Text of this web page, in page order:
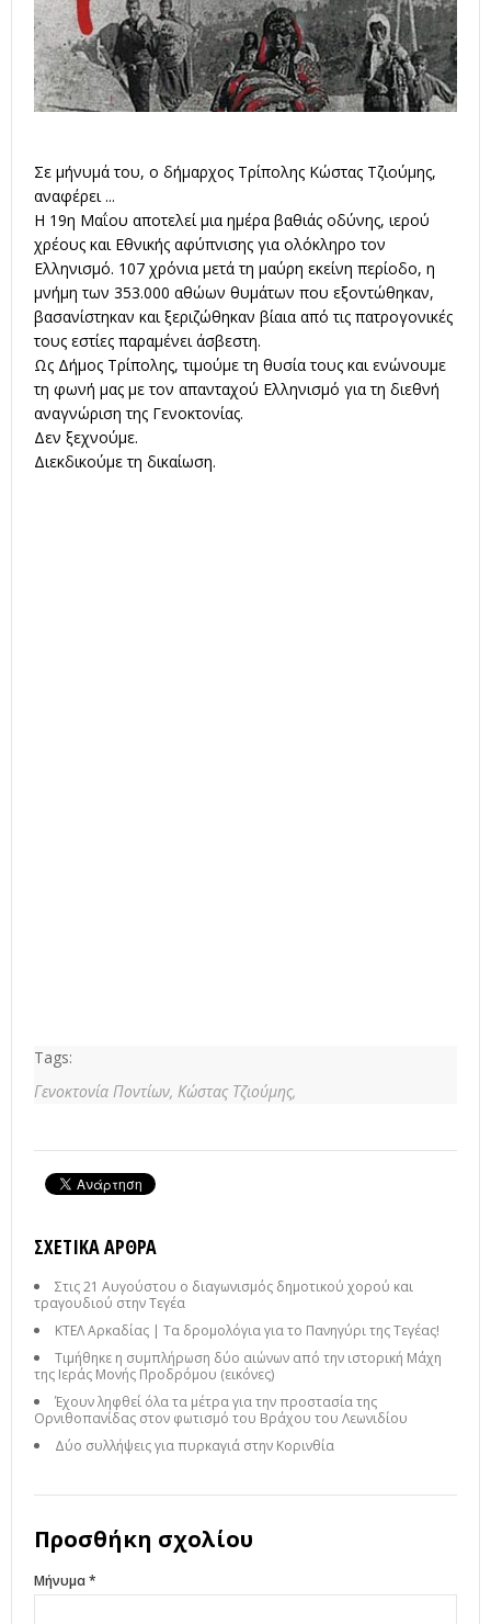
Σε μήνυμά του, ο δήμαρχος Τρίπολης Κώστας Τζιούμης,
αναφέρει ...
Η 19η Μαΐου αποτελεί μια ημέρα βαθιάς οδύνης, ιερού
χρέους και Εθνικής αφύπνισης για ολόκληρο τον
Ελληνισμό. 107 χρόνια μετά τη μαύρη εκείνη περίοδο, η
μνήμη των 353.000 αθώων θυμάτων που εξοντώθηκαν,
βασανίστηκαν και ξεριζώθηκαν βίαια από τις πατρογονικές
τους εστίες παραμένει άσβεστη.
Ως Δήμος Τρίπολης, τιμούμε τη θυσία τους και ενώνουμε
τη φωνή μας με τον απανταχού Ελληνισμό για τη διεθνή
αναγνώριση της Γενοκτονίας.
Δεν ξεχνούμε.
Διεκδικούμε τη δικαίωση.
Tags:
Γενοκτονία Ποντίων, Κώστας Τζιούμης,
ΣΧΕΤΙΚΆ ΆΡΘΡΑ
Στις 21 Αυγούστου ο διαγωνισμός δημοτικού χορού και
τραγουδιού στην Τεγέα
ΚΤΕΛ Αρκαδίας | Τα δρομολόγια για το Πανηγύρι της Τεγέας!
Τιμήθηκε η συμπλήρωση δύο αιώνων από την ιστορική Μάχη
της Ιεράς Μονής Προδρόμου (εικόνες)
Έχουν ληφθεί όλα τα μέτρα για την προστασία της
Ορνιθοπανίδας στον φωτισμό του Βράχου του Λεωνιδίου
Δύο συλλήψεις για πυρκαγιά στην Κορινθία
Προσθήκη σχολίου
Μήνυμα *